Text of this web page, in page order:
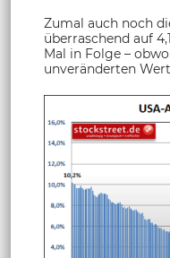
Zumal auch noch
überraschend auf
Mal in Folge –
unveränderten